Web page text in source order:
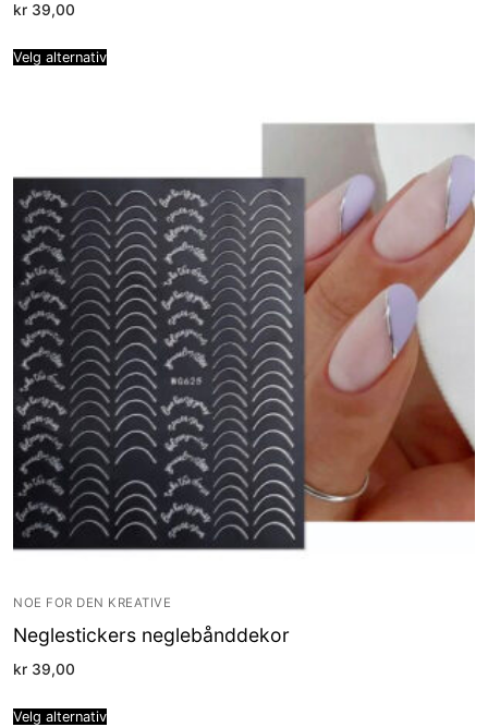
kr 39,00
Velg alternativ
NOE FOR DEN KREATIVE
Neglestickers neglebånddekor
kr 39,00
Velg alternativ